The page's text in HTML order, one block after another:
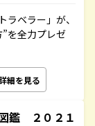
ベラー」が、
を全力プレゼ
細を見る
鑑 ２０２１